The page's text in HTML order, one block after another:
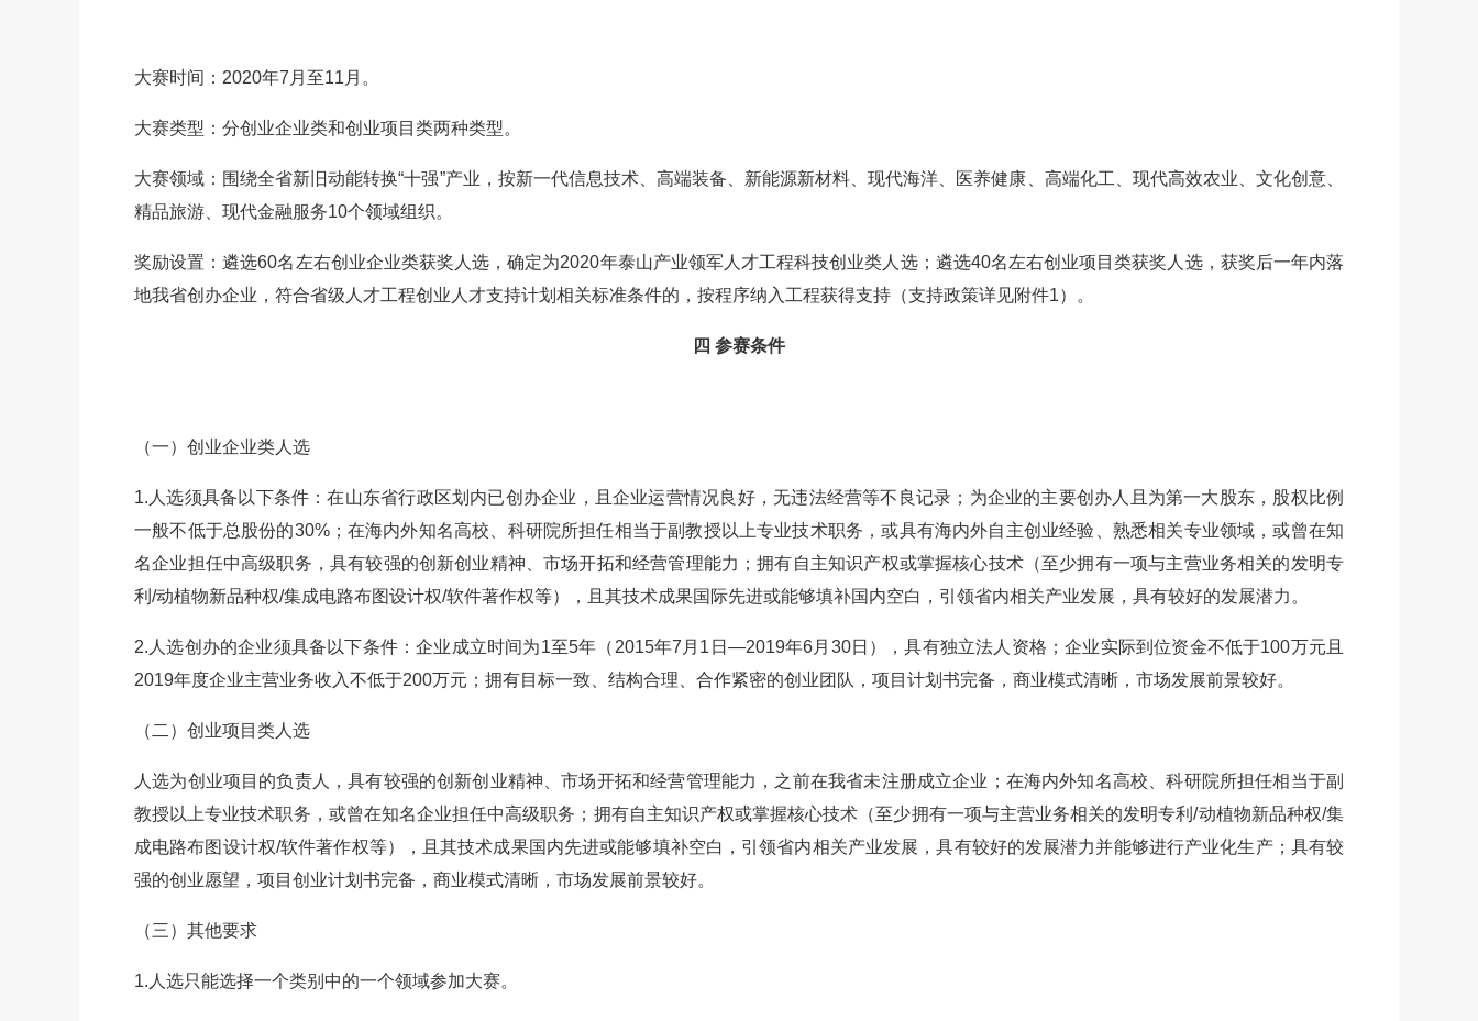
大赛时间：2020年7月至11月。
大赛类型：分创业企业类和创业项目类两种类型。
大赛领域：围绕全省新旧动能转换“十强”产业，按新一代信息技术、高端装备、新能源新材料、现代海洋、医养健康、高端化工、现代高效农业、文化创意、
精品旅游、现代金融服务10个领域组织。
奖励设置：遴选60名左右创业企业类获奖人选，确定为2020年泰山产业领军人才工程科技创业类人选；遴选40名左右创业项目类获奖人选，获奖后一年内落
地我省创办企业，符合省级人才工程创业人才支持计划相关标准条件的，按程序纳入工程获得支持（支持政策详见附件1）。
四 参赛条件
（一）创业企业类人选
1.人选须具备以下条件：在山东省行政区划内已创办企业，且企业运营情况良好，无违法经营等不良记录；为企业的主要创办人且为第一大股东，股权比例
一般不低于总股份的30%；在海内外知名高校、科研院所担任相当于副教授以上专业技术职务，或具有海内外自主创业经验、熟悉相关专业领域，或曾在知
名企业担任中高级职务，具有较强的创新创业精神、市场开拓和经营管理能力；拥有自主知识产权或掌握核心技术（至少拥有一项与主营业务相关的发明专
利/动植物新品种权/集成电路布图设计权/软件著作权等），且其技术成果国际先进或能够填补国内空白，引领省内相关产业发展，具有较好的发展潜力。
2.人选创办的企业须具备以下条件：企业成立时间为1至5年（2015年7月1日—2019年6月30日），具有独立法人资格；企业实际到位资金不低于100万元且
2019年度企业主营业务收入不低于200万元；拥有目标一致、结构合理、合作紧密的创业团队，项目计划书完备，商业模式清晰，市场发展前景较好。
（二）创业项目类人选
人选为创业项目的负责人，具有较强的创新创业精神、市场开拓和经营管理能力，之前在我省未注册成立企业；在海内外知名高校、科研院所担任相当于副
教授以上专业技术职务，或曾在知名企业担任中高级职务；拥有自主知识产权或掌握核心技术（至少拥有一项与主营业务相关的发明专利/动植物新品种权/集
成电路布图设计权/软件著作权等），且其技术成果国内先进或能够填补空白，引领省内相关产业发展，具有较好的发展潜力并能够进行产业化生产；具有较
强的创业愿望，项目创业计划书完备，商业模式清晰，市场发展前景较好。
（三）其他要求
1.人选只能选择一个类别中的一个领域参加大赛。